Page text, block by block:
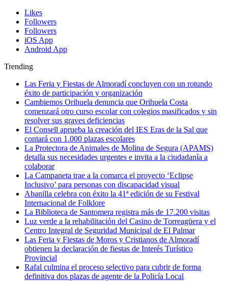
Likes
Followers
Followers
iOS App
Android App
Trending
Las Feria y Fiestas de Almoradí concluyen con un rotundo
éxito de participación y organización
Cambiemos Orihuela denuncia que Orihuela Costa
comenzará otro curso escolar con colegios masificados y sin
resolver sus graves deficiencias
El Consell aprueba la creación del IES Eras de la Sal que
contará con 1.000 plazas escolares
La Protectora de Animales de Molina de Segura (APAMS)
detalla sus necesidades urgentes e invita a la ciudadanía a
colaborar
La Campaneta trae a la comarca el proyecto ‘Eclipse
Inclusivo’ para personas con discapacidad visual
Abanilla celebra con éxito la 41ª edición de su Festival
Internacional de Folklore
La Biblioteca de Santomera registra más de 17.200 visitas
Luz verde a la rehabilitación del Casino de Torreagüera y el
Centro Integral de Seguridad Municipal de El Palmar
Las Feria y Fiestas de Moros y Cristianos de Almoradí
obtienen la declaración de fiestas de Interés Turístico
Provincial
Rafal culmina el proceso selectivo para cubrir de forma
definitiva dos plazas de agente de la Policía Local